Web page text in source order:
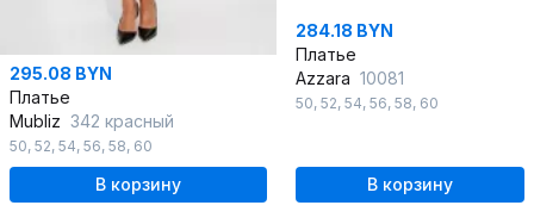
295.08 BYN
Платье
Mubliz 342 красный
50, 52, 54, 56, 58, 60
В корзину
284.18 BYN
Платье
Azzara 10081
50, 52, 54, 56, 58, 60
В корзину